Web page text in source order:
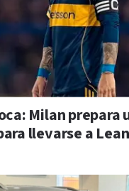
Milan prepara
llevarse a